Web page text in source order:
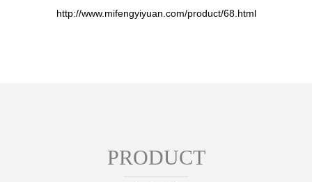
http://www.mifengyiyuan.com/product/68.html
PRODUCT